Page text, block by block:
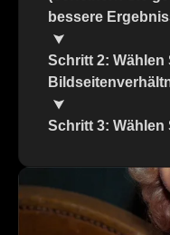
bessere
Schritt 2: Wählen
Schritt 3: Wählen